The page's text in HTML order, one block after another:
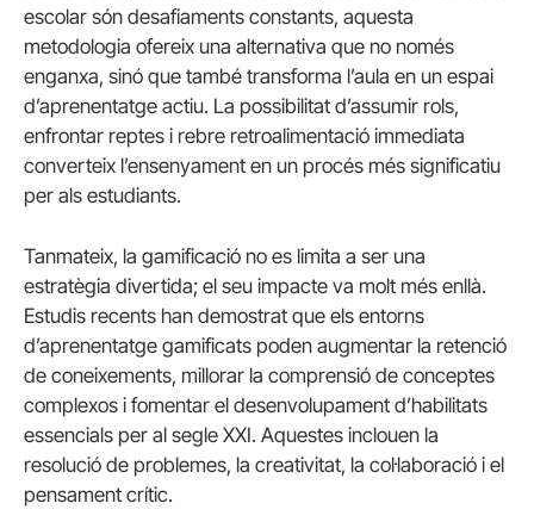
escolar són desafiaments constants, aquesta
metodologia ofereix una alternativa que no només
enganxa, sinó que també transforma l’aula en un espai
d’aprenentatge actiu. La possibilitat d’assumir rols,
enfrontar reptes i rebre retroalimentació immediata
converteix l’ensenyament en un procés més significatiu
per als estudiants.
Tanmateix, la gamificació no es limita a ser una
estratègia divertida; el seu impacte va molt més enllà.
Estudis recents han demostrat que els entorns
d’aprenentatge gamificats poden augmentar la retenció
de coneixements, millorar la comprensió de conceptes
complexos i fomentar el desenvolupament d’habilitats
essencials per al segle XXI. Aquestes inclouen la
resolució de problemes, la creativitat, la col·laboració i el
pensament crític.